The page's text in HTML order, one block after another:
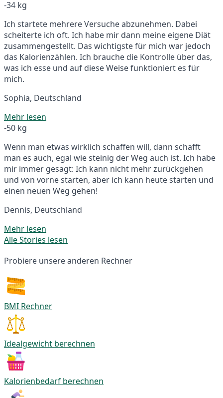
-34 kg
Ich startete mehrere Versuche abzunehmen. Dabei
scheiterte ich oft. Ich habe mir dann meine eigene Diät
zusammengestellt. Das wichtigste für mich war jedoch
das Kalorienzählen. Ich brauche die Kontrolle über das,
was ich esse und auf diese Weise funktioniert es für
mich.
Sophia, Deutschland
Mehr lesen
-50 kg
Wenn man etwas wirklich schaffen will, dann schafft
man es auch, egal wie steinig der Weg auch ist. Ich habe
mir immer gesagt: Ich kann nicht mehr zurückgehen
und von vorne starten, aber ich kann heute starten und
einen neuen Weg gehen!
Dennis, Deutschland
Mehr lesen
Alle Stories lesen
Probiere unsere anderen Rechner
BMI Rechner
Idealgewicht berechnen
Kalorienbedarf berechnen